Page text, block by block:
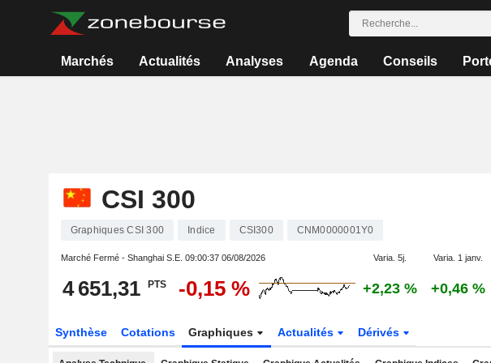
Marchés Actualités Analyses Agenda Conseils
CSI 300
Graphiques CSI 300 Indice CSI300 CNM0000001Y0
Marché Fermé - Shanghai S.E. 09:00:37 06/08/2026 Varia. 5j. Varia. 1 janv.
4 651,31 PTS -0,15 % +2,23 % +0,46 %
Synthèse Cotations Graphiques Actualités Dérivés